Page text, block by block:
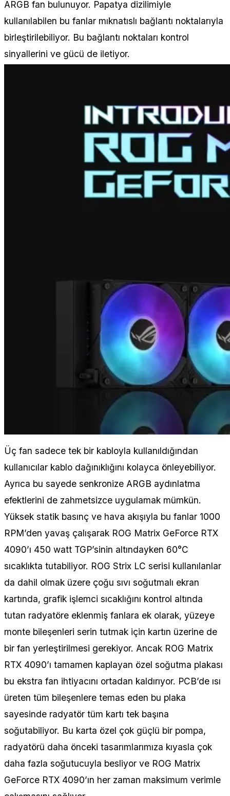
ARGB fan bulunuyor. Papatya dizilimiyle
kullanılabilen bu fanlar mıknatıslı bağlantı noktalarıyla
birleştirilebiliyor. Bu bağlantı noktaları kontrol
sinyallerini ve gücü de iletiyor.
Üç fan sadece tek bir kabloyla kullanıldığından
kullanıcılar kablo dağınıklığını kolayca önleyebiliyor.
Ayrıca bu sayede senkronize ARGB aydınlatma
efektlerini de zahmetsizce uygulamak mümkün.
Yüksek statik basınç ve hava akışıyla bu fanlar 1000
RPM’den yavaş çalışarak ROG Matrix GeForce RTX
4090’ı 450 watt TGP’sinin altındayken 60°C
sıcaklıkta tutabiliyor. ROG Strix LC serisi kullanılanlar
da dahil olmak üzere çoğu sıvı soğutmalı ekran
kartında, grafik işlemci sıcaklığını kontrol altında
tutan radyatöre eklenmiş fanlara ek olarak, yüzeye
monte bileşenleri serin tutmak için kartın üzerine de
bir fan yerleştirilmesi gerekiyor. Ancak ROG Matrix
RTX 4090’ı tamamen kaplayan özel soğutma plakası
bu ekstra fan ihtiyacını ortadan kaldırıyor. PCB’de ısı
üreten tüm bileşenlere temas eden bu plaka
sayesinde radyatör tüm kartı tek başına
soğutabiliyor. Bu karta özel çok güçlü bir pompa,
radyatörü daha önceki tasarımlarımıza kıyasla çok
daha fazla soğutucuyla besliyor ve ROG Matrix
GeForce RTX 4090’ın her zaman maksimum verimle